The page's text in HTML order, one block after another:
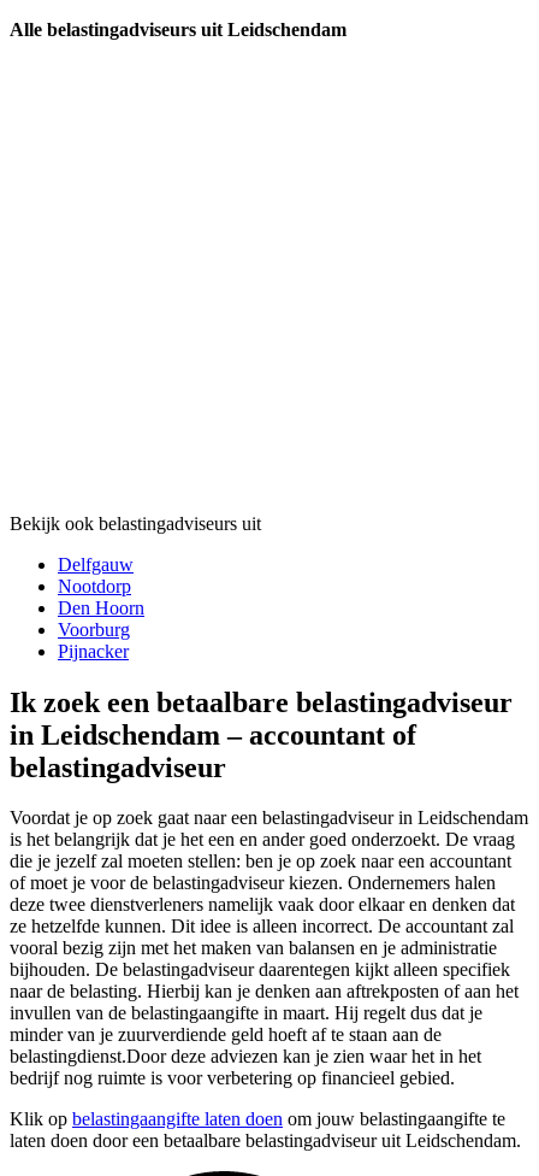
Alle belastingadviseurs uit Leidschendam
Bekijk ook belastingadviseurs uit
Delfgauw
Nootdorp
Den Hoorn
Voorburg
Pijnacker
Ik zoek een betaalbare belastingadviseur
in Leidschendam – accountant of
belastingadviseur
Voordat je op zoek gaat naar een belastingadviseur in Leidschendam
is het belangrijk dat je het een en ander goed onderzoekt. De vraag
die je jezelf zal moeten stellen: ben je op zoek naar een accountant
of moet je voor de belastingadviseur kiezen. Ondernemers halen
deze twee dienstverleners namelijk vaak door elkaar en denken dat
ze hetzelfde kunnen. Dit idee is alleen incorrect. De accountant zal
vooral bezig zijn met het maken van balansen en je administratie
bijhouden. De belastingadviseur daarentegen kijkt alleen specifiek
naar de belasting. Hierbij kan je denken aan aftrekposten of aan het
invullen van de belastingaangifte in maart. Hij regelt dus dat je
minder van je zuurverdiende geld hoeft af te staan aan de
belastingdienst.Door deze adviezen kan je zien waar het in het
bedrijf nog ruimte is voor verbetering op financieel gebied.
Klik op belastingaangifte laten doen om jouw belastingaangifte te
laten doen door een betaalbare belastingadviseur uit Leidschendam.